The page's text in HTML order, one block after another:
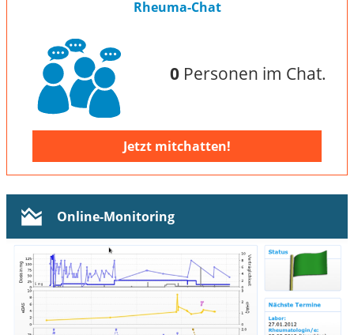
Rheuma-Chat
0Personen im Chat.
Jetzt mitchatten!
Online-Monitoring